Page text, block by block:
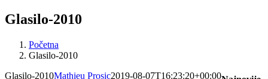
Glasilo-2010
Početna
Glasilo-2010
Glasilo-2010Mathieu Prosic2019-08-07T16:23:20+00:00